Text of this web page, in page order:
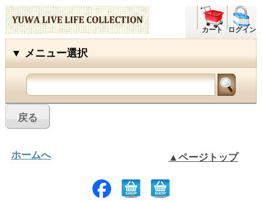
カート ログイン
ホームへ ▲ページトップ